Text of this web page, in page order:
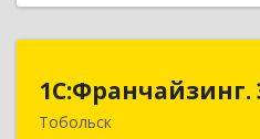
1С:Франчайзинг.
Тобольск
626150, Тюменская